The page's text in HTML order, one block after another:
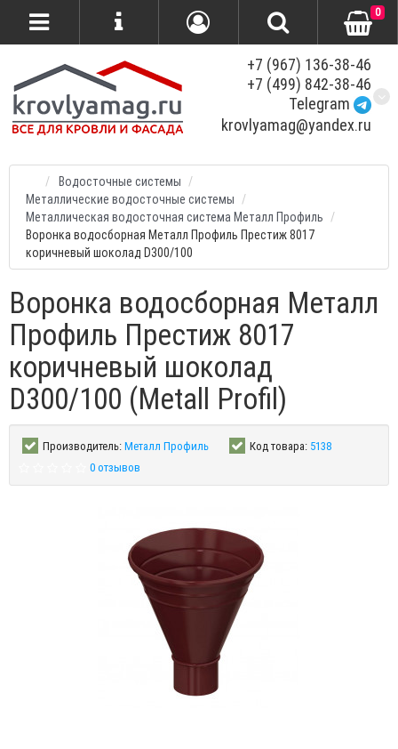
+7 (967) 136-38-46
+7 (499) 842-38-46
Telegram
krovlyamag@yandex.ru
0
Водосточные системы
Металлические водосточные системы
Металлическая водосточная система Металл Профиль
Воронка водосборная Металл Профиль Престиж 8017
коричневый шоколад D300/100
Воронка водосборная Металл
Профиль Престиж 8017
коричневый шоколад
D300/100 (Metall Profil)
Производитель:Металл Профиль Код товара: 5138
0 отзывов